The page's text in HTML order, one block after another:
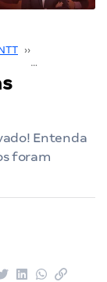
››
Entenda
foram